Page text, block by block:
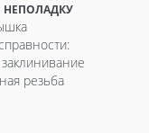
НЕПОЛАДКУ
резьба